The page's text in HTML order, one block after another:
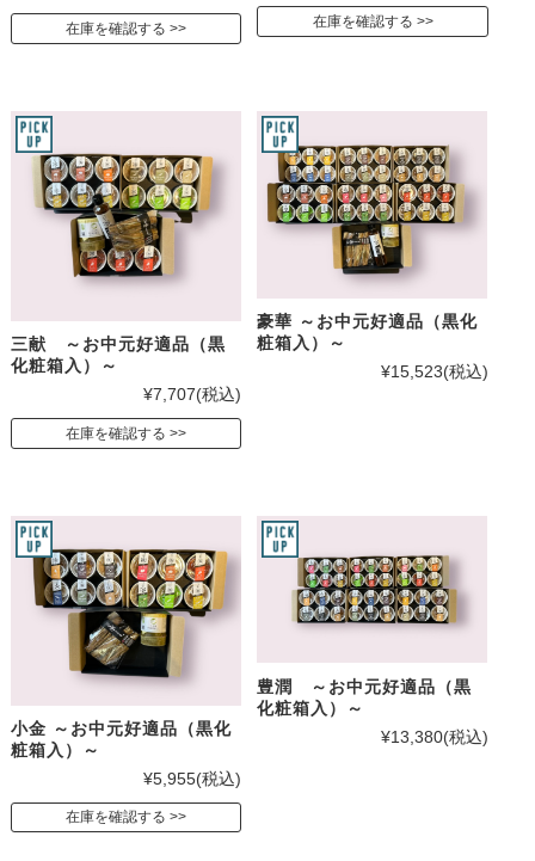
在庫を確認する 在庫を確認する
三献 ～お中元好適品（黒
化粧箱入）～
¥7,707(税込)
在庫を確認する
豪華 ～お中元好適品（黒化
粧箱入）～
¥15,523(税込)
小金 ～お中元好適品（黒化
粧箱入）～
¥5,955(税込)
在庫を確認する
豊潤 ～お中元好適品（黒
化粧箱入）～
¥13,380(税込)